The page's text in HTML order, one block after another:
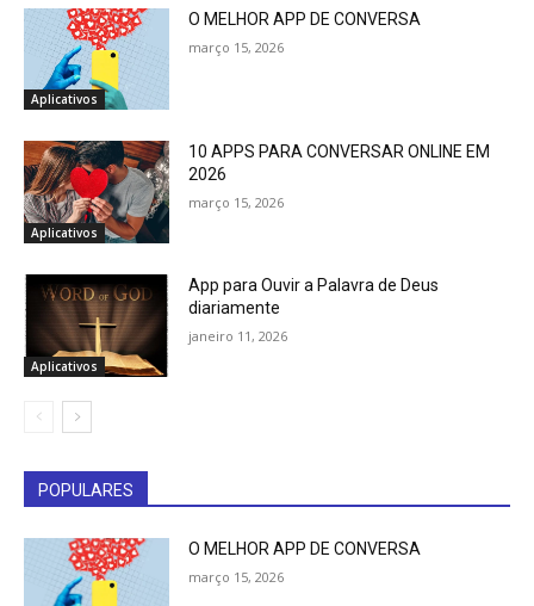
Aplicativos
O MELHOR APP DE CONVERSA
março 15, 2026
Aplicativos
10 APPS PARA CONVERSAR ONLINE EM
2026
março 15, 2026
Aplicativos
App para Ouvir a Palavra de Deus
diariamente
janeiro 11, 2026
POPULARES
O MELHOR APP DE CONVERSA
março 15, 2026